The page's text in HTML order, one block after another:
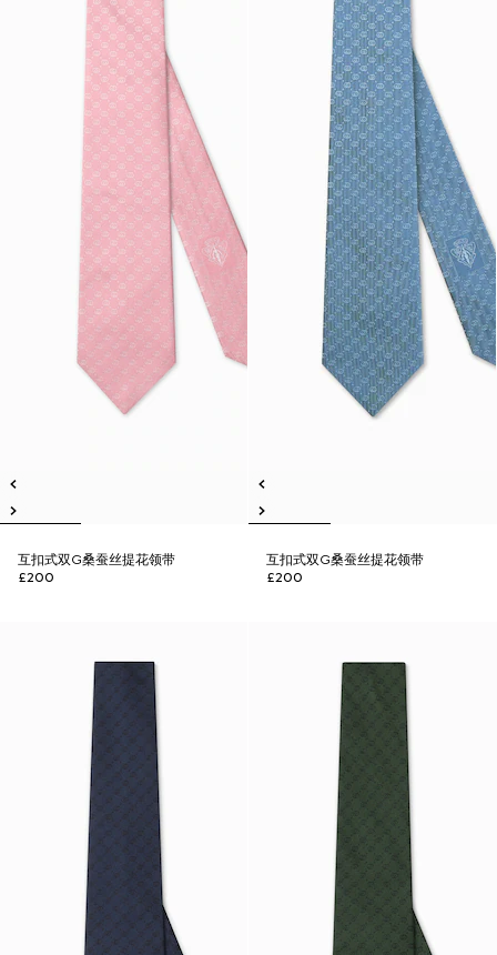
互扣式双G桑蚕丝提花领带
£200
互扣式双G桑蚕丝提花领带
£200